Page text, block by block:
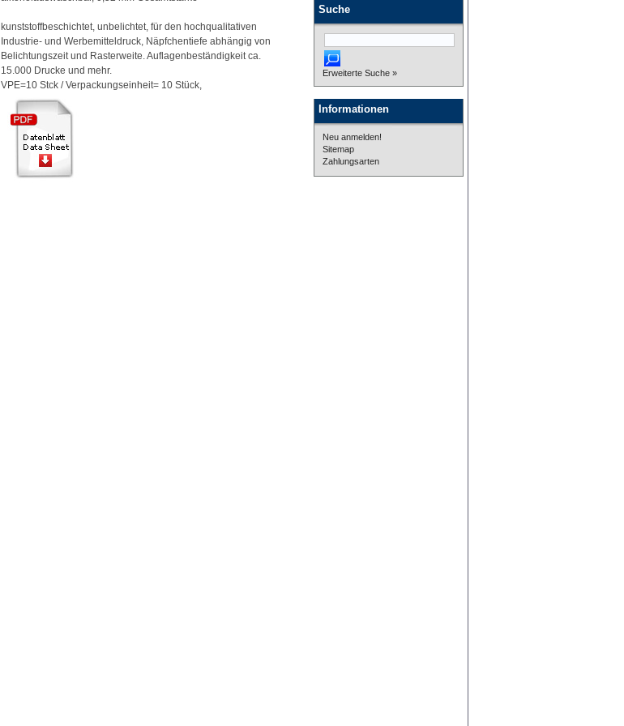
Suche
Erweiterte Suche »
Informationen
Neu anmelden!
Sitemap
Zahlungsarten
kunststoffbeschichtet, unbelichtet, für den hochqualitativen
Industrie- und Werbemitteldruck, Näpfchentiefe abhängig von
Belichtungszeit und Rasterweite. Auflagenbeständigkeit ca.
15.000 Drucke und mehr.
VPE=10 Stck / Verpackungseinheit= 10 Stück,